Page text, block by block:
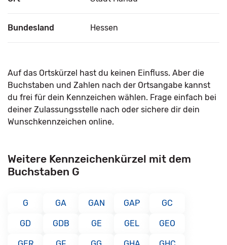
Bundesland Hessen
Auf das Ortskürzel hast du keinen Einfluss. Aber die
Buchstaben und Zahlen nach der Ortsangabe kannst
du frei für dein Kennzeichen wählen. Frage einfach bei
deiner Zulassungsstelle nach oder sichere dir dein
Wunschkennzeichen online.
Weitere Kennzeichenkürzel mit dem
Buchstaben G
G GA GAN GAP GC
GD GDB GE GEL GEO